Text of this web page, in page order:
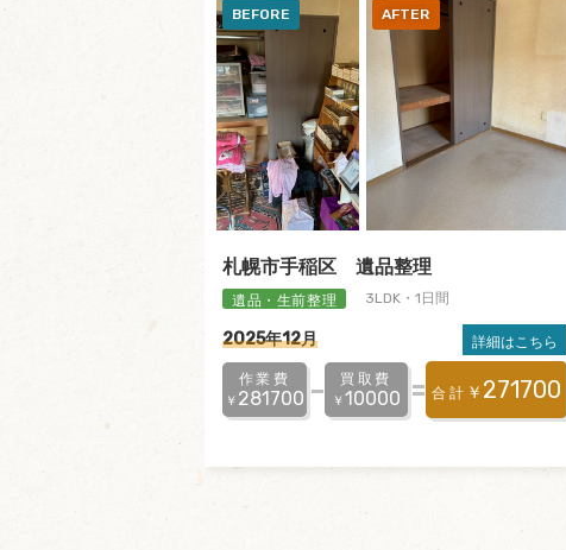
札幌市手稲区 遺品整理
遺品・生前整理 3LDK・1日間
2025年12月
詳細はこちら
作業費
￥281700
買取費
￥10000 合計 ￥ 271700